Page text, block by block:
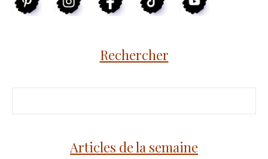
Rechercher
Articles de la semaine